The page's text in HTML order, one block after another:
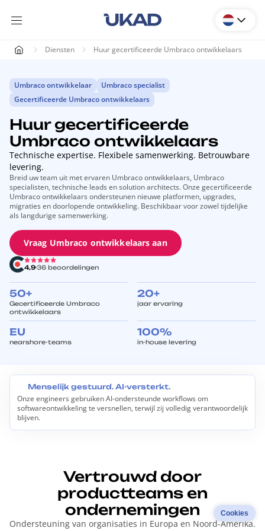
Diensten Huur gecertificeerde Umbraco ontwikkelaars
Umbraco ontwikkelaar
Umbraco specialist
Gecertificeerde Umbraco ontwikkelaars
Huur gecertificeerde
Umbraco ontwikkelaars
Technische expertise. Flexibele samenwerking. Betrouwbare
levering.
Breid uw team uit met ervaren Umbraco ontwikkelaars, Umbraco
specialisten, technische leads en solution architects. Onze gecertificeerde
Umbraco ontwikkelaars ondersteunen nieuwe platformen, upgrades,
migraties en doorlopende ontwikkeling. Beschikbaar voor zowel tijdelijke
als langdurige samenwerking.
Vraag Umbraco ontwikkelaars aan
4,936 beoordelingen
50+
Gecertificeerde Umbraco
ontwikkelaars
20+
jaar ervaring
EU
nearshore-teams
100%
in-house levering
n
t
Menselijk gestuurd. AI-versterkt.
Onze engineers gebruiken AI-ondersteunde workflows om
softwareontwikkeling te versnellen, terwijl zij volledig verantwoordelijk
blijven.
Vertrouwd door
productteams en
ondernemingen
Ondersteuning van organisaties in Europa en Noord-Amerika.
Cookies